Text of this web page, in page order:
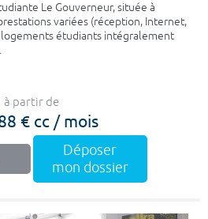
Le Gouverneur, située à
variées (réception, Internet,
étudiants intégralement
à partir de
€ cc / mois
Déposer
mon dossier